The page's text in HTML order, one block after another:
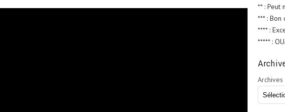
** : Peut
*** : Bon
**** :
***** :
Archives